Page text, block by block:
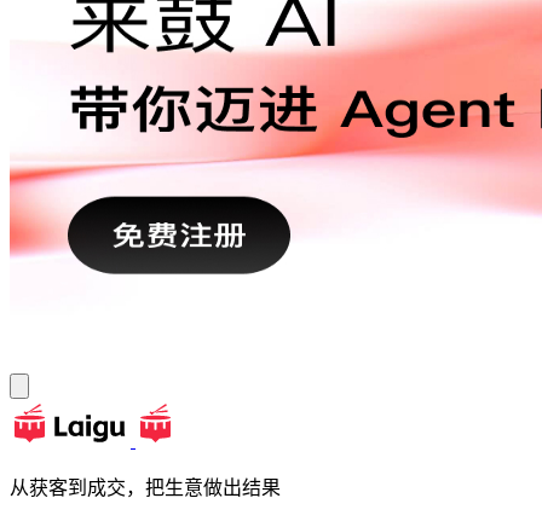
从获客到成交，把生意做出结果